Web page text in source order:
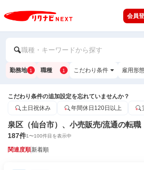
会員
職種・キーワードから探す
勤務地 1 職種 1 こだわり条件 雇用形
こだわり条件の追加設定を忘れていませんか？
土日祝休み
年間休日120日以上
泉区（仙台市）、小売販売/流通の転職
187件1〜100件目を表示中
関連度順新着順